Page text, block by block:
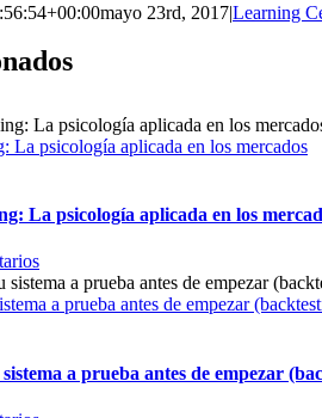
mayo 23rd, 2017|Learning
La psicología aplicada en los mercados
La psicología aplicada en los
a prueba antes de empezar
a prueba antes de empezar